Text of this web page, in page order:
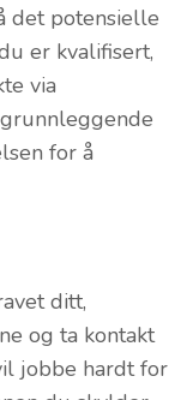
det potensielle
er kvalifisert,
via
for å
ditt,
og ta kontakt
jobbe hardt for